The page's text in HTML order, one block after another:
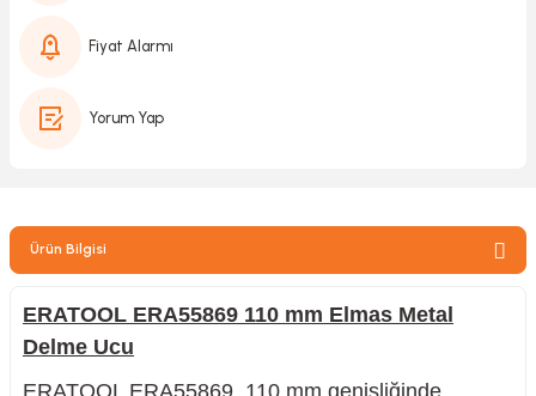
Fiyat Alarmı
Yorum Yap
Ürün Bilgisi
ERATOOL ERA55869 110 mm Elmas Metal
Delme Ucu
ERATOOL ERA55869, 110 mm genişliğinde